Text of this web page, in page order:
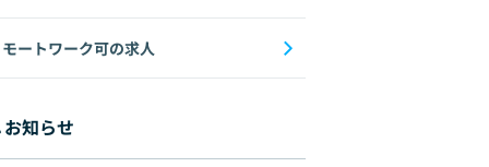
ートワーク可の求人
お知らせ